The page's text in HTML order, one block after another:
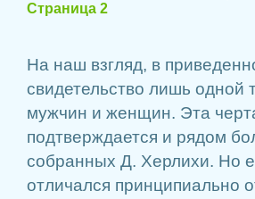
Страница 2
На наш взгляд, в
свидетельство лишь одной
мужчин и женщин. Эта
подтверждается и рядом
собранных Д. Херлихи. Но
отличался принципиально